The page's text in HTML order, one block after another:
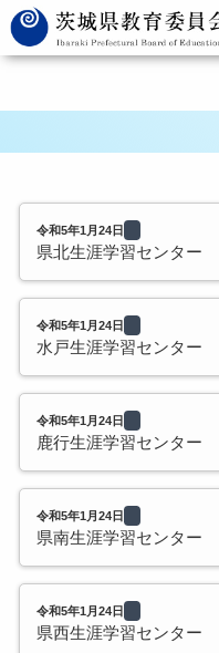
令和5年1月24日
県北生涯学習センター
令和5年1月24日
水戸生涯学習センター
令和5年1月24日
鹿行生涯学習センター
令和5年1月24日
県南生涯学習センター
令和5年1月24日
県西生涯学習センター